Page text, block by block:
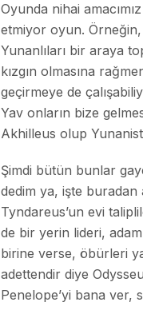
Oyunda nihai
etmiyor oyun.
Yunanlıları bir araya
kızgın olmasına
geçirmeye de
Yav onların bize
Akhilleus olup
Şimdi bütün bunlar
dedim ya, işte buradan
Tyndareus’un evi
de bir yerin lideri,
birine verse, öbürleri
adettendir diye
Penelope’yi bana ver,